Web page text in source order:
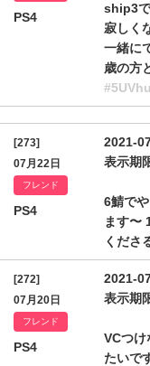
PS4
ship3で
寂しく
一緒に
歳の方
[273]
07月22日
フレンド
PS4
2021-
表示期
6鯖で
ます〜
くださ
[272]
07月20日
フレンド
PS4
2021-
表示期
VCつけ
たいで